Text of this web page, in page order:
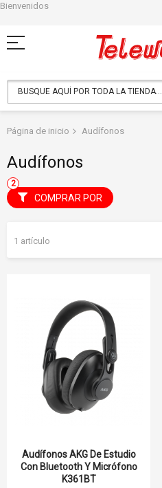
Bienvenidos
al
contenido
Página de inicio Audífonos
Audífonos
1 artículo
Audífonos AKG De Estudio
Con Bluetooth Y Micrófono
K361BT
COMPRAR POR